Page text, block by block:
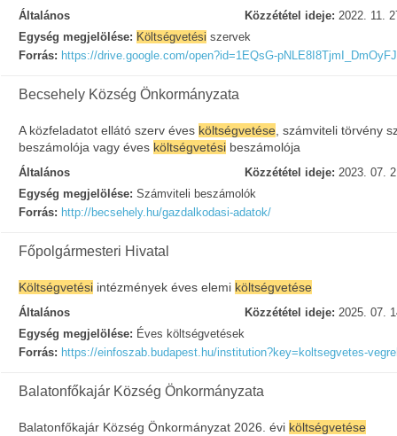
Általános Közzététel ideje: 2022. 11.
Egység megjelölése: Költségvetési szervek
Forrás: https://drive.google.com/open?id=1EQsG-
Becsehely Község Önkormányzata
A közfeladatot ellátó szerv éves költségvetése , számviteli törvény
beszámolója vagy éves költségvetési beszámolója
Általános Közzététel ideje: 2023. 07.
Egység megjelölése: Számviteli beszámolók
Forrás: http://becsehely.hu/gazdalkodasi-adatok/
Főpolgármesteri Hivatal
Költségvetési intézmények éves elemi költségvetése
Általános Közzététel ideje: 2025. 07.
Egység megjelölése: Éves költségvetések
Forrás: https://einfoszab.budapest.hu/institution?key=koltsegvetes-
Balatonfőkajár Község Önkormányzata
Balatonfőkajár Község Önkormányzat 2026. évi költségvetése